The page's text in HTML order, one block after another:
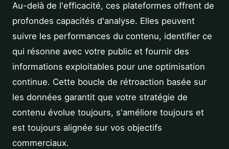
Au-delà de l'efficacité, ces plateformes offrent de
profondes capacités d'analyse. Elles peuvent
suivre les performances du contenu, identifier ce
qui résonne avec votre public et fournir des
informations exploitables pour une optimisation
continue. Cette boucle de rétroaction basée sur
les données garantit que votre stratégie de
contenu évolue toujours, s'améliore toujours et
est toujours alignée sur vos objectifs
commerciaux.